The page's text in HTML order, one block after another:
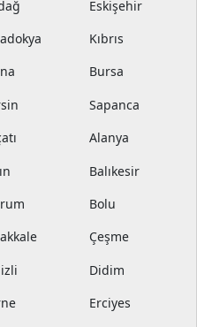
Eskişehir
Kıbrıs
Bursa
Sapanca
Alanya
Balıkesir
Bolu
Çeşme
Didim
Erciyes